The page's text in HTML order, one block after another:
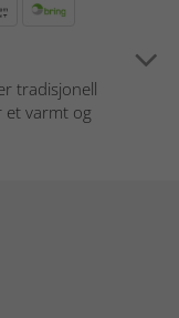
tradisjonell
et varmt og